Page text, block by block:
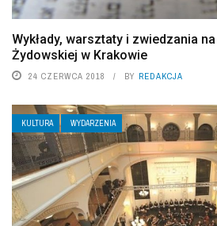
Wykłady, warsztaty i zwiedzania
Żydowskiej w Krakowie
24 CZERWCA 2018 BY REDAKCJA
KULTURA WYDARZENIA